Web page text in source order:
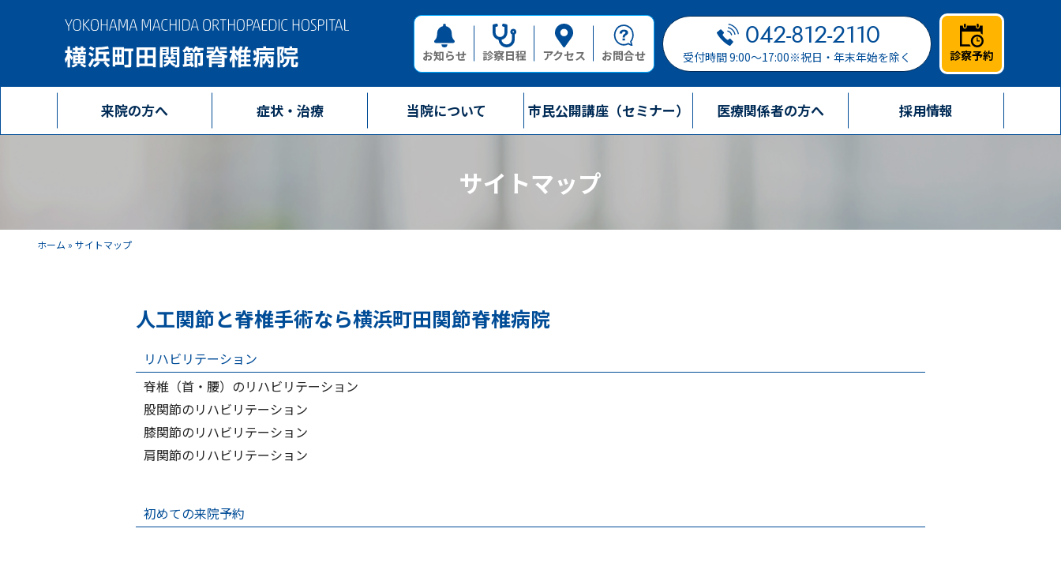
042-812-2110
受付時間 9:00～17:00※祝日・年末年始を除く 診察予約
お知らせ 診察日程 アクセス お問合せ
来院の方へ 症状・治療 当院について 市民公開講座（セミナー） 医療関係者の方へ 採用情報
サイトマップ
ホーム » サイトマップ
人工関節と脊椎手術なら横浜町田関節脊椎病院
リハビリテーション
脊椎（首・腰）のリハビリテーション
股関節のリハビリテーション
膝関節のリハビリテーション
肩関節のリハビリテーション
初めての来院予約